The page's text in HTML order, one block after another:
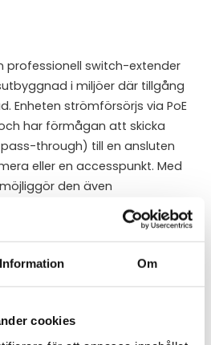
Information Om
cookies
professionell switch-extender
i miljöer där tillgång
Enheten strömförsörjs via PoE
har förmågan att skicka
through) till en ansluten
eller en accesspunkt. Med
den även
installationspunkten, vilket
Hela enheten
Cloud, vilket ger dig full
utan krav på
EXT1105P Switch